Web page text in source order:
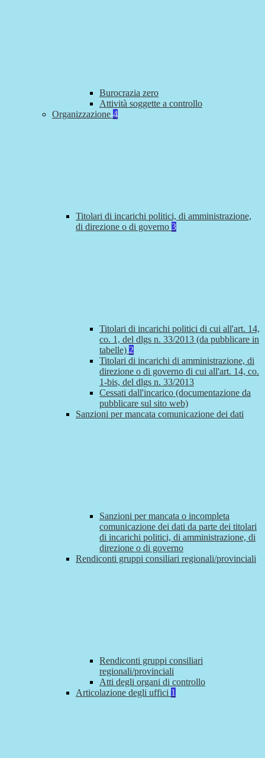
Burocrazia zero
Attività soggette a controllo
Organizzazione 4
Titolari di incarichi politici, di amministrazione,
di direzione o di governo 3
Titolari di incarichi politici di cui all'art. 14,
co. 1, del dlgs n. 33/2013 (da pubblicare in
tabelle) 2
Titolari di incarichi di amministrazione, di
direzione o di governo di cui all'art. 14, co.
1-bis, del dlgs n. 33/2013
Cessati dall'incarico (documentazione da
pubblicare sul sito web)
Sanzioni per mancata comunicazione dei dati
Sanzioni per mancata o incompleta
comunicazione dei dati da parte dei titolari
di incarichi politici, di amministrazione, di
direzione o di governo
Rendiconti gruppi consiliari regionali/provinciali
Rendiconti gruppi consiliari
regionali/provinciali
Atti degli organi di controllo
Articolazione degli uffici 1